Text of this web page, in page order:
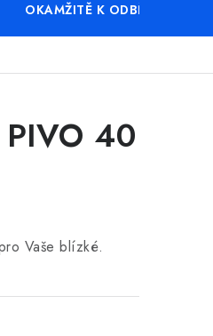
OKAMŽITĚ K ODBĚRU
40
Vaše blízké.